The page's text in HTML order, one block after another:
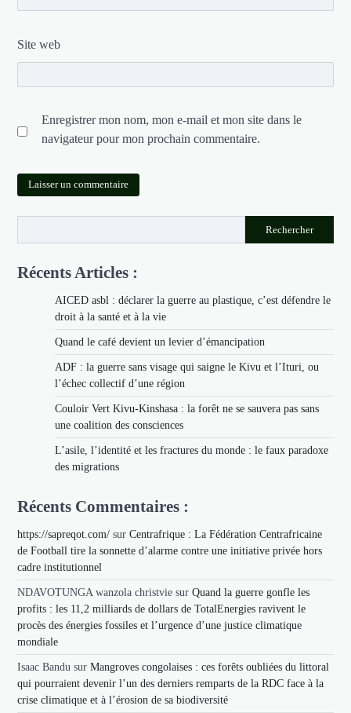
Site web
Enregistrer mon nom, mon e-mail et mon site dans le
navigateur pour mon prochain commentaire.
Rechercher
Récents Articles :
AICED asbl : déclarer la guerre au plastique, c’est défendre le
droit à la santé et à la vie
Quand le café devient un levier d’émancipation
ADF : la guerre sans visage qui saigne le Kivu et l’Ituri, ou
l’échec collectif d’une région
Couloir Vert Kivu-Kinshasa : la forêt ne se sauvera pas sans
une coalition des consciences
L’asile, l’identité et les fractures du monde : le faux paradoxe
des migrations
Récents Commentaires :
https://sapreqot.com/ surCentrafrique : La Fédération Centrafricaine
de Football tire la sonnette d’alarme contre une initiative privée hors
cadre institutionnel
NDAVOTUNGA wanzola christvie surQuand la guerre gonfle les
profits : les 11,2 milliards de dollars de TotalEnergies ravivent le
procès des énergies fossiles et l’urgence d’une justice climatique
mondiale
Isaac Bandu surMangroves congolaises : ces forêts oubliées du littoral
qui pourraient devenir l’un des derniers remparts de la RDC face à la
crise climatique et à l’érosion de sa biodiversité